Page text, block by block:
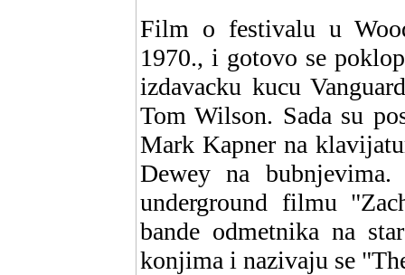
Film o festivalu u
1970., i gotovo se
izdavacku kucu
Tom Wilson. Sada su
Mark Kapner na
Dewey na
underground filmu
bande odmetnika na
konjima i nazivaju se